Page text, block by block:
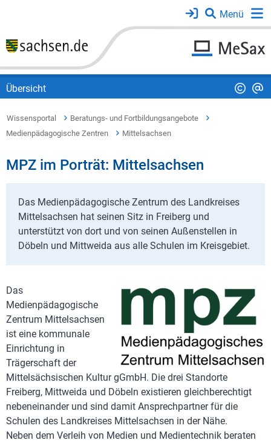
Übersicht
Wissensportal
Beratungs- und Fortbildungsangebote
Medienpädagogische Zentren
Mittelsachsen
MPZ im Porträt: Mittelsachsen
Das Medienpädagogische Zentrum des Landkreises
Mittelsachsen hat seinen Sitz in Freiberg und
unterstützt von dort und von seinen Außenstellen in
Döbeln und Mittweida aus alle Schulen im Kreisgebiet.
Das
Medienpädagogische
Zentrum Mittelsachsen
ist eine kommunale
Einrichtung in
Trägerschaft der
Mittelsächsischen Kultur gGmbH. Die drei Standorte
Freiberg, Mittweida und Döbeln existieren gleichberechtigt
nebeneinander und sind damit Ansprechpartner für die
Schulen des Landkreises Mittelsachsen in der Nähe.
Neben dem Verleih von Medien und Medientechnik beraten